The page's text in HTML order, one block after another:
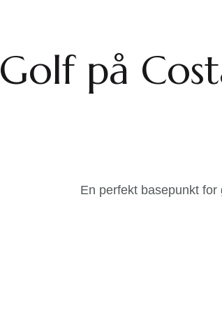
Golf på
En perfekt basepunkt